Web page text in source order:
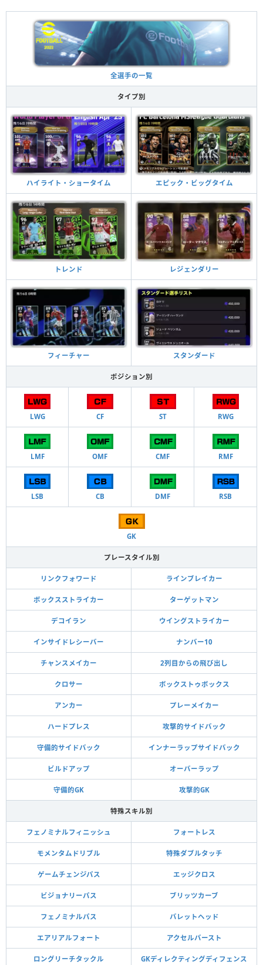
全選手の一覧
タイプ別
ハイライト・ショータイム エピック・ビッグタイム
トレンド レジェンダリー
フィーチャー スタンダード
ポジション別
LWG CF ST RWG
LMF OMF CMF RMF
LSB CB DMF RSB
GK
プレースタイル別
リンクフォワード ラインブレイカー
ボックスストライカー ターゲットマン
デコイラン ウイングストライカー
インサイドレシーバー ナンバー10
チャンスメイカー 2列目からの飛び出し
クロサー ボックストゥボックス
アンカー プレーメイカー
ハードプレス 攻撃的サイドバック
守備的サイドバック インナーラップサイドバック
ビルドアップ オーバーラップ
守備的GK 攻撃的GK
特殊スキル別
フェノミナルフィニッシュ フォートレス
モメンタムドリブル 特殊ダブルタッチ
ゲームチェンジパス エッジクロス
ビジョナリーパス ブリッツカーブ
フェノミナルパス バレットヘッド
エアリアルフォート アクセルバースト
ロングリーチタックル GKディレクティングディフェンス